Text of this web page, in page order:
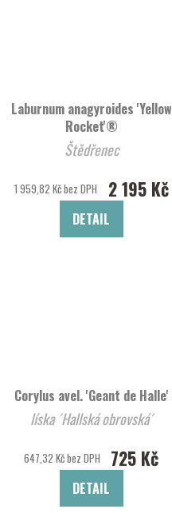
Laburnum anagyroides 'Yellow
Rocket'®
Štědřenec
1 959,82 Kč bez DPH 2 195 Kč
DETAIL
Corylus avel. 'Geant de Halle'
líska ´Hallská obrovská´
647,32 Kč bez DPH 725 Kč
DETAIL